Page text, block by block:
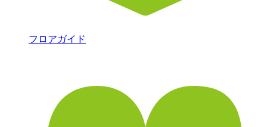
フロアガイド